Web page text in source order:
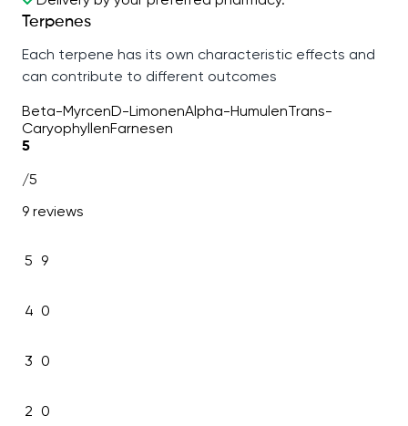
Terpenes
Each terpene has its own characteristic effects and
can contribute to different outcomes
Beta-MyrcenD-LimonenAlpha-HumulenTrans-
CaryophyllenFarnesen
5
/5
9 reviews
5 9
4 0
3 0
2 0